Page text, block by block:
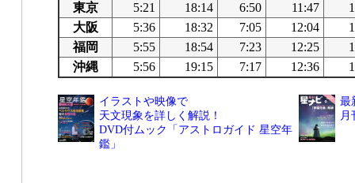
東京
5:21 18:14 6:50 11:47
大阪
5:36 18:32 7:05 12:04
福岡
5:55 18:54 7:23 12:25
沖縄
5:56 19:15 7:17 12:36
イラストや映像で
天文現象を詳しく解説！
DVD付ムック「アストロガイド 星空年
鑑」
最
月